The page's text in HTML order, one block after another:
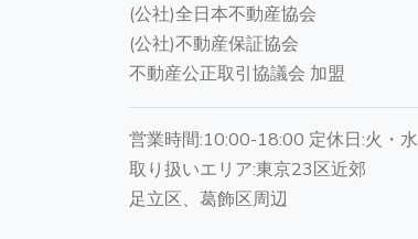
(公社)全日本不動産協会
(公社)不動産保証協会
不動産公正取引協議会 加盟
営業時間:10:00-18:00 定休日:火・水
取り扱いエリア:東京23区近郊
足立区、葛飾区周辺